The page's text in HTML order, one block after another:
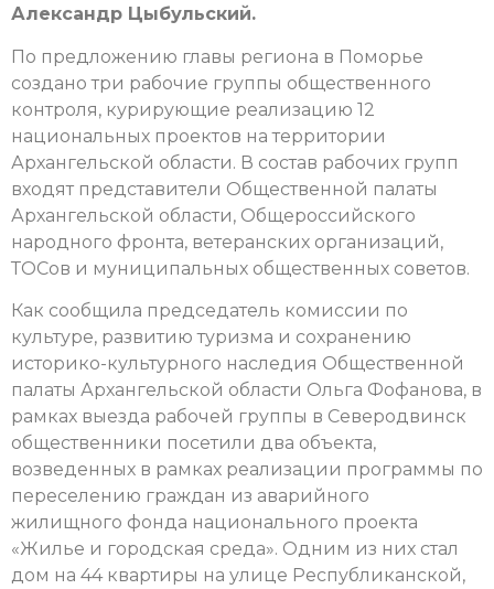
Александр Цыбульский.
По предложению главы региона в Поморье
создано три рабочие группы общественного
контроля, курирующие реализацию 12
национальных проектов на территории
Архангельской области. В состав рабочих групп
входят представители Общественной палаты
Архангельской области, Общероссийского
народного фронта, ветеранских организаций,
ТОСов и муниципальных общественных советов.
Как сообщила председатель комиссии по
культуре, развитию туризма и сохранению
историко-культурного наследия Общественной
палаты Архангельской области Ольга Фофанова, в
рамках выезда рабочей группы в Северодвинск
общественники посетили два объекта,
возведенных в рамках реализации программы по
переселению граждан из аварийного
жилищного фонда национального проекта
«Жилье и городская среда». Одним из них стал
дом на 44 квартиры на улице Республиканской,